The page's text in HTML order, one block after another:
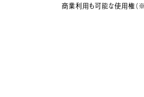
商業利用も可能な使用権（